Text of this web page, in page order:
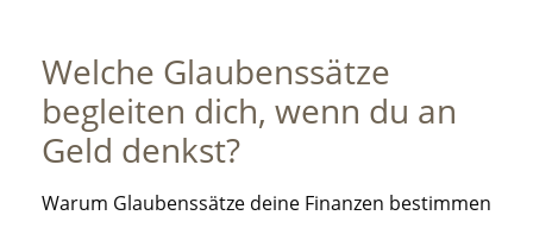
Welche Glaubenssätze
begleiten dich, wenn du an
Geld denkst?
Warum Glaubenssätze deine Finanzen bestimmen